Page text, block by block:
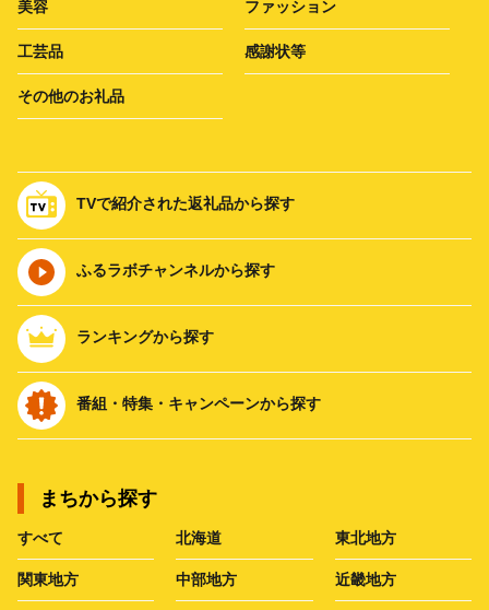
美容 ファッション
工芸品 感謝状等
その他のお礼品
TVで紹介された返礼品から探す
ふるラボチャンネルから探す
ランキングから探す
番組・特集・キャンペーンから探す
まちから探す
すべて 北海道 東北地方
関東地方 中部地方 近畿地方